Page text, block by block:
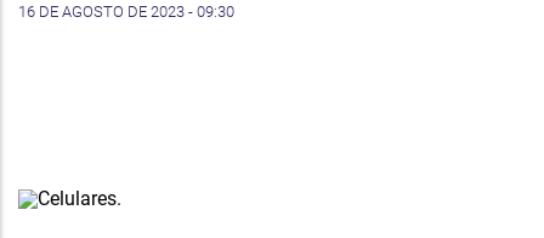
16 DE AGOSTO DE 2023 - 09:30